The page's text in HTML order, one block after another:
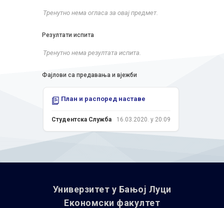
Тренутно нема огласа за овај предмет.
Резултати испита
Тренутно нема резултата испита.
Фајлови са предавања и вјежби
План и распоред наставе
Студентска Служба 16.03.2020. у 20:09
Универзитет у Бањoj Луци
Економски факултет